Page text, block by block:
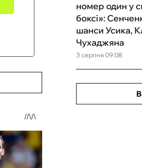
3 серпня 09:08
номер один у
боксі»:
шанси Усика,
Чухаджяна